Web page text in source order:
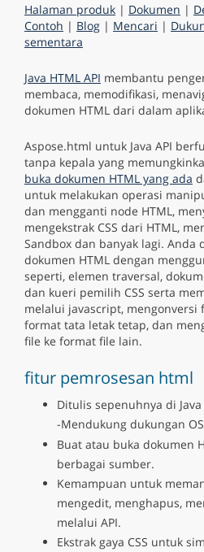
Halaman produk | Dokumen |
Contoh | Blog | Mencari |
sementara
Java HTML API membantu
membaca, memodifikasi,
dokumen HTML dari dalam
Aspose.html untuk Java API
tanpa kepala yang
buka dokumen HTML yang ada
untuk melakukan operasi
dan mengganti node HTML,
mengekstrak CSS dari HTML,
Sandbox dan banyak lagi. Anda
dokumen HTML dengan
seperti, elemen traversal,
dan kueri pemilih CSS serta
melalui javascript, mengonversi
format tata letak tetap, dan
file ke format file lain.
fitur pemrosesan html
Ditulis sepenuhnya di
-Mendukung dukungan OS
Buat atau buka dokumen
berbagai sumber.
Kemampuan untuk
mengedit, menghapus,
melalui API.
Ekstrak gaya CSS untuk